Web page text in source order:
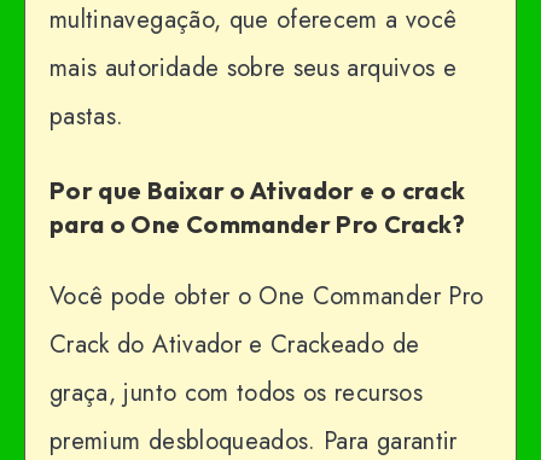
multinavegação, que oferecem a você
mais autoridade sobre seus arquivos e
pastas.
Por que Baixar o Ativador e o crack
para o One Commander Pro Crack?
Você pode obter o One Commander Pro
Crack do Ativador e Crackeado de
graça, junto com todos os recursos
premium desbloqueados. Para garantir